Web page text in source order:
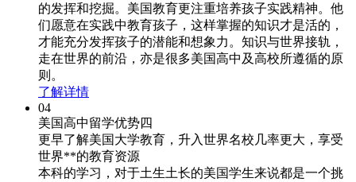
的发挥和挖掘。美国教育更注重培养孩子实践精神。他
们愿意在实践中教育孩子，这样掌握的知识才是活的，
才能充分发挥孩子的潜能和想象力。知识与世界接轨，
走在世界的前沿，亦是很多美国高中及高校所遵循的原
则。
了解详情
04
美国高中留学优势四
更早了解美国大学教育，升入世界名校几率更大，享受
世界**的教育资源
本科的学习，对于土生土长的美国学生来说都是一个挑